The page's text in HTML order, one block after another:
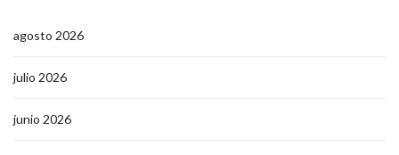
agosto 2026
julio 2026
junio 2026